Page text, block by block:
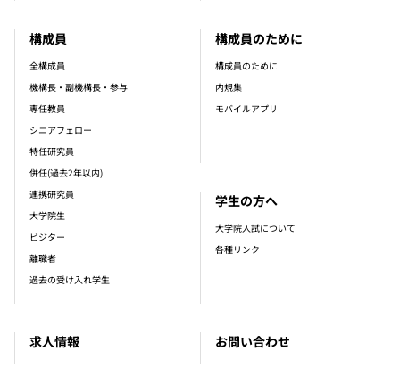
構成員
全構成員
機構長・副機構長・参与
専任教員
シニアフェロー
特任研究員
併任(過去2年以内)
連携研究員
大学院生
ビジター
離職者
過去の受け入れ学生
求人情報
構成員のために
構成員のために
内規集
モバイルアプリ
学生の方へ
大学院入試について
各種リンク
お問い合わせ